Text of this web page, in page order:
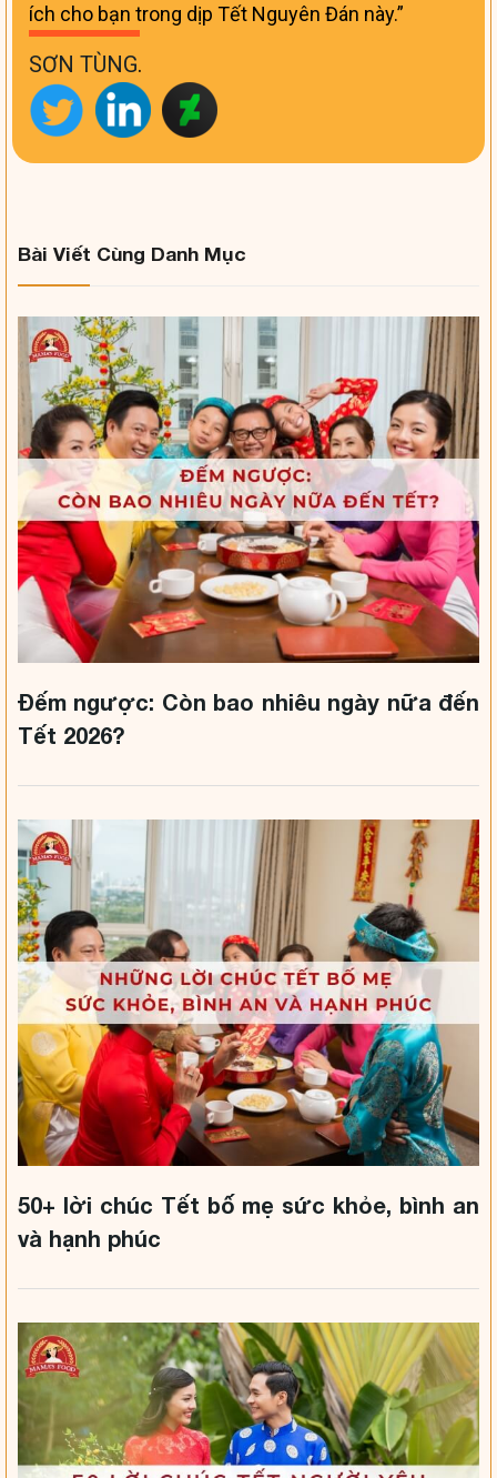
ích cho bạn trong dịp Tết Nguyên Đán này.
SƠN TÙNG.
Bài Viết Cùng Danh Mục
Đếm ngược: Còn bao nhiêu ngày nữa đến
Tết 2026?
50+ lời chúc Tết bố mẹ sức khỏe, bình an
và hạnh phúc